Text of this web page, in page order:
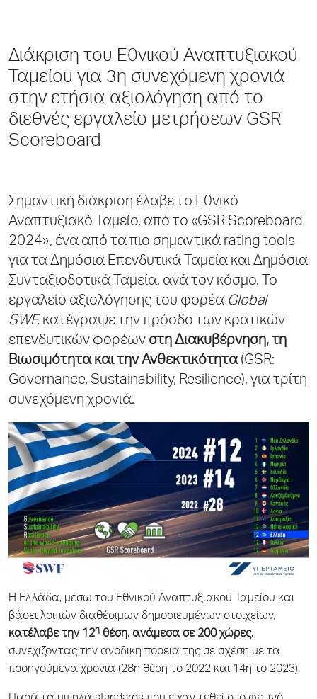
Διάκριση του Εθνικού Αναπτυξιακού
Ταμείου για 3η συνεχόμενη χρονιά
στην ετήσια αξιολόγηση από το
διεθνές εργαλείο μετρήσεων GSR
Scoreboard
Σημαντική διάκριση έλαβε το Εθνικό
Αναπτυξιακό Ταμείο, από το «GSR Scoreboard
2024», ένα από τα πιο σημαντικά rating tools
για τα Δημόσια Επενδυτικά Ταμεία και Δημόσια
Συνταξιοδοτικά Ταμεία, ανά τον κόσμο. Το
εργαλείο αξιολόγησης του φορέα Global
SWF, κατέγραψε την πρόοδο των κρατικών
επενδυτικών φορέων στη Διακυβέρνηση, τη
Βιωσιμότητα και την Ανθεκτικότητα(GSR:
Governance, Sustainability, Resilience), για τρίτη
συνεχόμενη χρονιά.
Η Ελλάδα, μέσω του Εθνικού Αναπτυξιακού Ταμείου και
βάσει λοιπών διαθέσιμων δημοσιευμένων στοιχείων,
κατέλαβε την 12η θέση, ανάμεσα σε 200 χώρες,
συνεχίζοντας την ανοδική πορεία της σε σχέση με τα
προηγούμενα χρόνια (28η θέση το 2022 και 14η το 2023).